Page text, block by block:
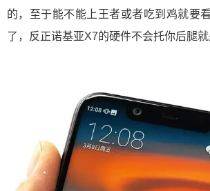
的，至于能不能上王者或者吃到鸡就要
了，反正诺基亚X7的硬件不会托你后腿就